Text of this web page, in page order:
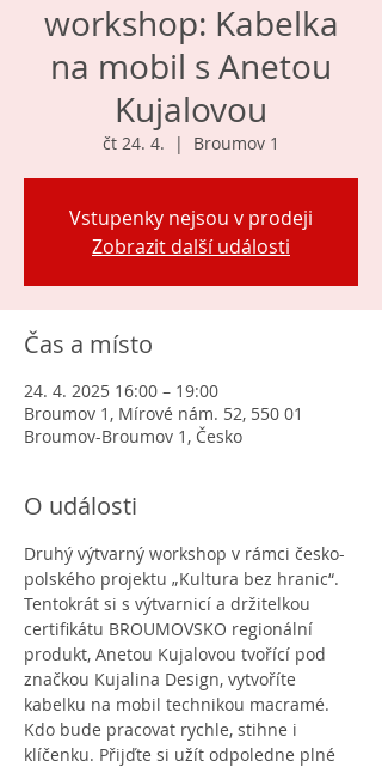
workshop: Kabelka
na mobil s Anetou
Kujalovou
čt 24. 4.
  |
Broumov 1
Vstupenky nejsou v prodeji
Zobrazit další události
Čas a místo
24. 4. 2025 16:00 – 19:00
Broumov 1, Mírové nám. 52, 550 01
Broumov-Broumov 1, Česko
O události
Druhý výtvarný workshop v rámci česko-
polského projektu „Kultura bez hranic“.
Tentokrát si s výtvarnicí a držitelkou
certifikátu BROUMOVSKO regionální
produkt, Anetou Kujalovou tvořící pod
značkou Kujalina Design, vytvoříte
kabelku na mobil technikou macramé.
Kdo bude pracovat rychle, stihne i
klíčenku. Přijďte si užít odpoledne plné